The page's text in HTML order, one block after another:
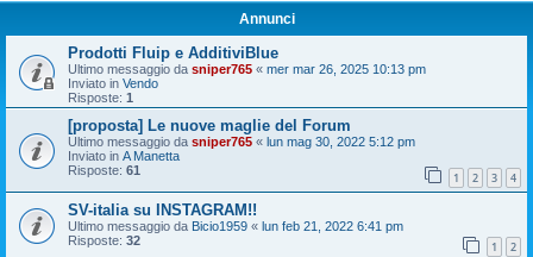
Annunci
Prodotti Fluip e AdditiviBlue
Ultimo messaggio da sniper765 « mer mar 26, 2025 10:13 pm
Inviato in Vendo
Risposte: 1
[proposta] Le nuove maglie del Forum
Ultimo messaggio da sniper765 « lun mag 30, 2022 5:12 pm
Inviato in A Manetta
Risposte: 61 1 2 3 4
SV-italia su INSTAGRAM!!
Ultimo messaggio da Bicio1959 « lun feb 21, 2022 6:41 pm
Risposte: 32 1 2